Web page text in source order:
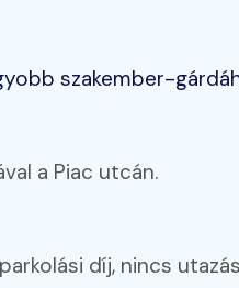
szakember-
a Piac utcán.
díj, nincs